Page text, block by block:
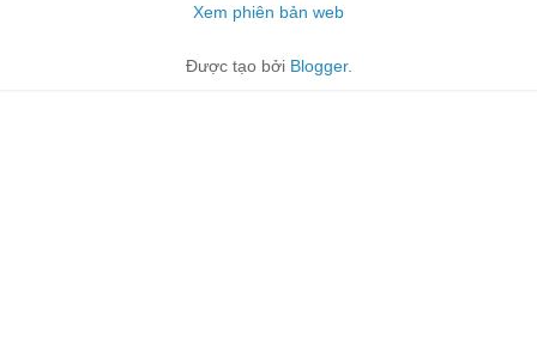
Xem phiên bản web
Được tạo bởi Blogger.